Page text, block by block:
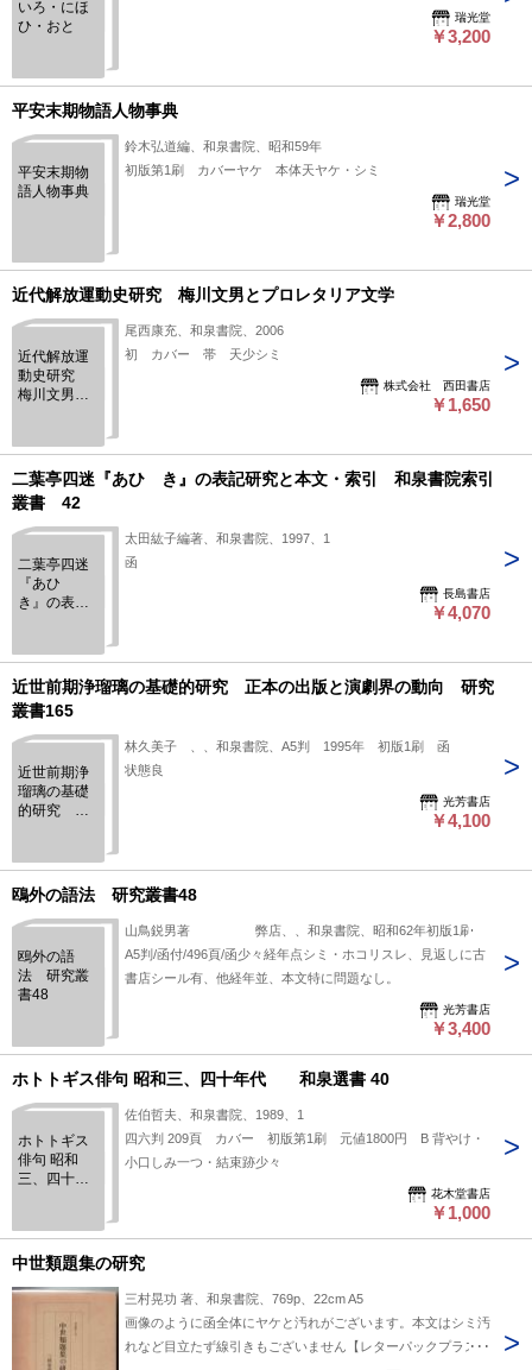
いろ・にほ
ひ・おと
瑞光堂
￥3,200
平安末期物語人物事典
平安末期物
語人物事典
鈴木弘道編、和泉書院、昭和59年
初版第1刷 カバーヤケ 本体天ヤケ・シミ
瑞光堂
￥2,800
近代解放運動史研究 梅川文男とプロレタリア文学
近代解放運
動史研究
梅川文男と
尾西康充、和泉書院、2006
初 カバー 帯 天少シミ
株式会社 西田書店
￥1,650
二葉亭四迷『あひゞき』の表記研究と本文・索引 和泉書院索引
叢書 42
二葉亭四迷
『あひゞ
き』の表記
和泉書院索
引叢書 42
太田紘子編著、和泉書院、1997、1
函
長島書店
￥4,070
近世前期浄瑠璃の基礎的研究 正本の出版と演劇界の動向 研究
叢書165
近世前期浄
瑠璃の基礎
的研究 正
向 研究叢
書165
林久美子 、、和泉書院、A5判 1995年 初版1刷 函
状態良
光芳書店
￥4,100
鴎外の語法 研究叢書48
鴎外の語
法 研究叢
書48
山鳥鋭男著 弊店、、和泉書院、昭和62年初版1刷
A5判/函付/496頁/函少々経年点シミ・ホコリスレ、見返しに古
書店シール有、他経年並、本文特に問題なし。
光芳書店
￥3,400
ホトトギス俳句 昭和三、四十年代 和泉選書 40
ホトトギス
俳句 昭和
三、四十年
佐伯哲夫、和泉書院、1989、1
四六判 209頁 カバー 初版第1刷 元値1800円 B 背やけ・
小口しみ一つ・結束跡少々
花木堂書店
￥1,000
中世類題集の研究
三村晃功 著、和泉書院、769p、22cm A5
画像のように函全体にヤケと汚れがございます。本文はシミ汚
れなど目立たず線引きもございません【レターパックプラス